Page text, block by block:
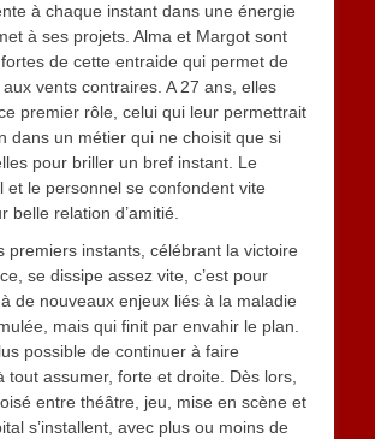
à chaque instant dans une énergie
à ses projets. Alma et Margot sont
de cette entraide qui permet de
vents contraires. A 27 ans, elles
premier rôle, celui qui leur permettrait
dans un métier qui ne choisit que si
pour briller un bref instant. Le
et le personnel se confondent vite
belle relation d’amitié.
premiers instants, célébrant la victoire
se dissipe assez vite, c’est pour
de nouveaux enjeux liés à la maladie
mais qui finit par envahir le plan.
possible de continuer à faire
tout assumer, forte et droite. Dès lors,
entre théâtre, jeu, mise en scène et
s’installent, avec plus ou moins de